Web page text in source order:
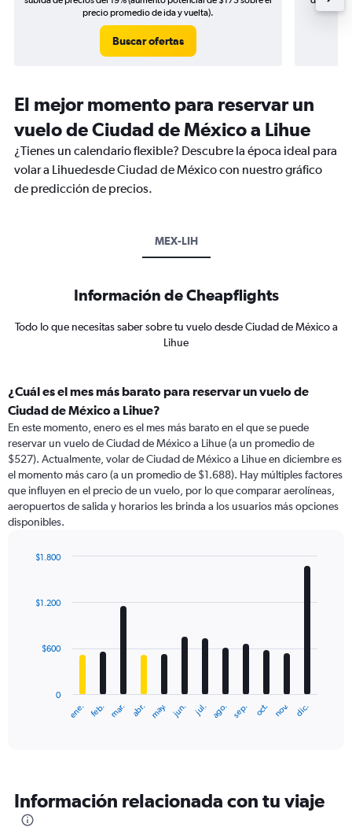
precio promedio de ida y vuelta).
Buscar ofertas
El mejor momento para reservar un
vuelo de Ciudad de México a Lihue
¿Tienes un calendario flexible? Descubre la época ideal para
volar a Lihuedesde Ciudad de México con nuestro gráfico
de predicción de precios.
MEX-LIH
Información de Cheapflights
Todo lo que necesitas saber sobre tu vuelo desde Ciudad de México a
Lihue
¿Cuál es el mes más barato para reservar un vuelo de
Ciudad de México a Lihue?
En este momento, enero es el mes más barato en el que se puede
reservar un vuelo de Ciudad de México a Lihue (a un promedio de
$527). Actualmente, volar de Ciudad de México a Lihue en diciembre es
el momento más caro (a un promedio de $1.688). Hay múltiples factores
que influyen en el precio de un vuelo, por lo que comparar aerolíneas,
aeropuertos de salida y horarios les brinda a los usuarios más opciones
disponibles.
with
12
The
categories.
The
ene. feb. mar. abr. may. jun. jul. ago. sep. oct. nov. dic.
0
$600
$1.200
$1.800
Información relacionada con tu viaje